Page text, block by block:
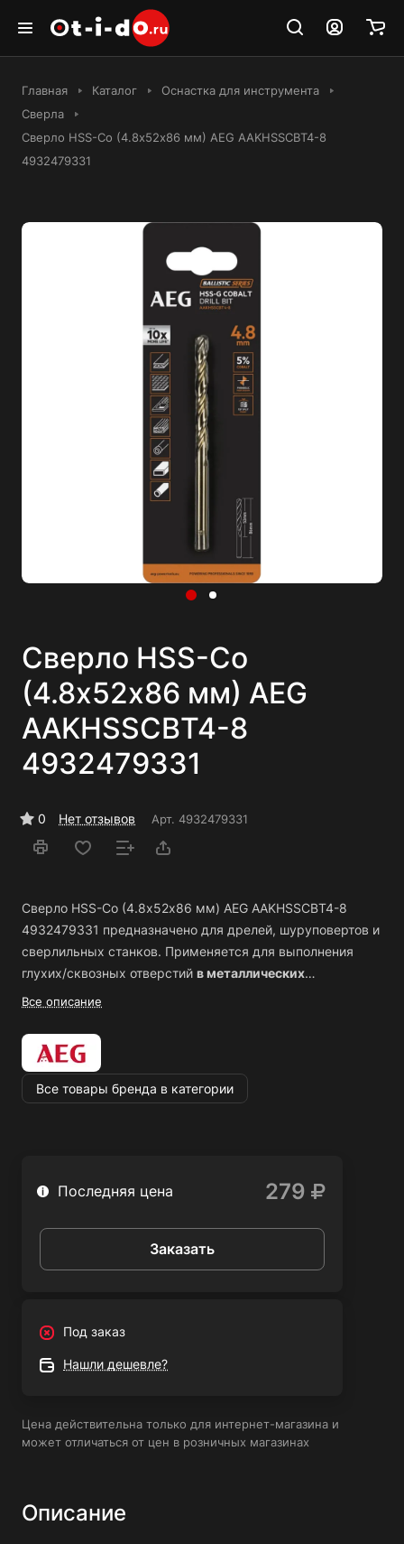
Главная Каталог
Оснастка для инструмента
Сверла
Сверло HSS-Co (4.8х52х86 мм) AEG AAKHSSCBT4-8
4932479331
Сверло HSS-Co
(4.8х52х86 мм) AEG
AAKHSSCBT4-8
4932479331
0 Нет отзывов Арт. 4932479331
Сверло HSS-Co (4.8х52х86 мм) AEG AAKHSSCBT4-8
4932479331 предназначено для дрелей, шуруповертов и
сверлильных станков. Применяется для выполнения
глухих/сквозных отверстий в металлических
заготовках, древесине, пластике, а также
изготовлена из
добавлением 5% кобальта
338
, что позволяет выполнять сверление как в мягких,
так и в твердых материалах. Специальная форма
обеспечивают простое, эффективное удаление стружки и
доступу смазывающей жидкости к наконечнику сверла.
Все описание
Все товары бренда в категории
Последняя цена 279
Заказать
Под заказ
Нашли дешевле?
Цена действительна только для интернет-магазина и
может отличаться от цен в розничных магазинах
Описание